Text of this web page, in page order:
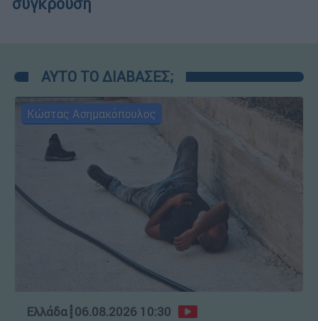
ΑΥΤΟ ΤΟ ΔΙΑΒΑΣΕΣ;
Κώστας Ασημακόπουλος
Ελλάδα┋06.08.2026 10:30